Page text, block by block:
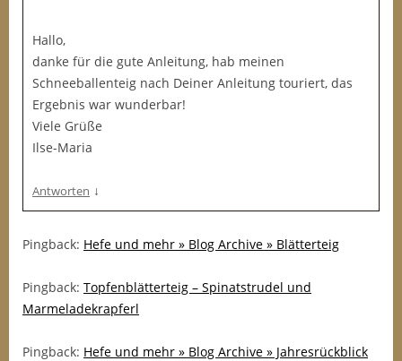
Hallo,
danke für die gute Anleitung, hab meinen
Schneeballenteig nach Deiner Anleitung touriert, das
Ergebnis war wunderbar!
Viele Grüße
Ilse-Maria
Antworten ↓
Pingback: Hefe und mehr » Blog Archive » Blätterteig
Pingback: Topfenblätterteig – Spinatstrudel und
Marmeladekrapferl
Pingback: Hefe und mehr » Blog Archive » Jahresrückblick